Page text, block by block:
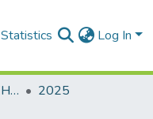
Statistics Log In
МАТЕРІАЛИ КОНФЕРЕНЦІЙ
2025